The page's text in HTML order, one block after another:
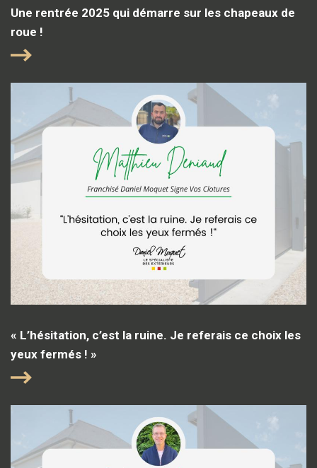
Une rentrée 2025 qui démarre sur les chapeaux de
roue !
« L’hésitation, c’est la ruine. Je referais ce choix les
yeux fermés ! »